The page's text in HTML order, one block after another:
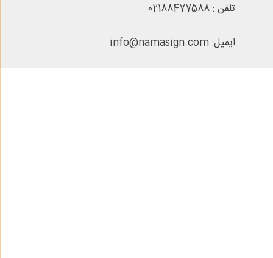
تلفن : 02188477588
ایمیل: info@namasign.com